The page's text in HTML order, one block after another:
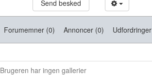
Send besked
Forumemner (0) Annoncer (0)
Brugeren har ingen gallerier